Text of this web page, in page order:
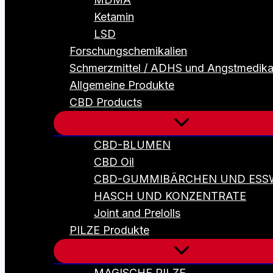
Ketamin
LSD
Forschungschemikalien
Schmerzmittel / ADHS und
Allgemeine Produkte
CBD Products
CBD-BLUMEN
CBD Oil
CBD-GUMMIBÄRCHEN UND
HASCH UND KONZENTRATE
Joint and Prelolls
PILZE Produkte